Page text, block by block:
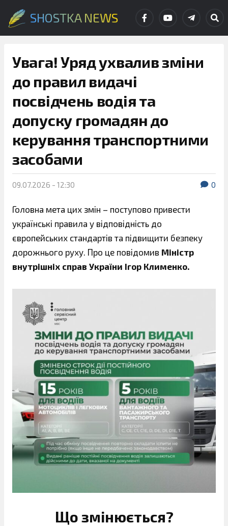
SHOSTKA NEWS
Увага! Уряд ухвалив зміни
до правил видачі
посвідчень водія та
допуску громадян до
керування транспортними
засобами
09.07.2026 - 12:30 0
Головна мета цих змін – поступово привести
українські правила у відповідність до
європейських стандартів та підвищити безпеку
дорожнього руху. Про це повідомив Міністр
внутрішніх справ України Ігор Клименко.
Що змінюється?